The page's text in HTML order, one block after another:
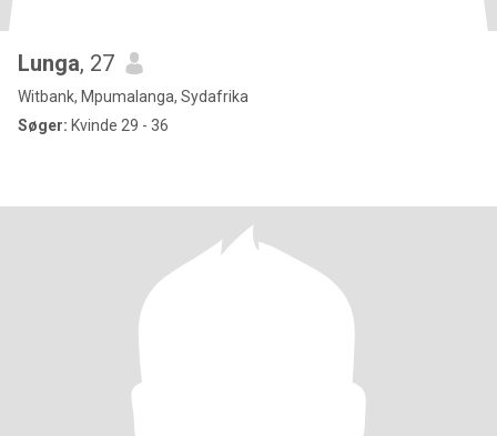
Lunga, 27
Witbank, Mpumalanga, Sydafrika
Søger: Kvinde 29 - 36